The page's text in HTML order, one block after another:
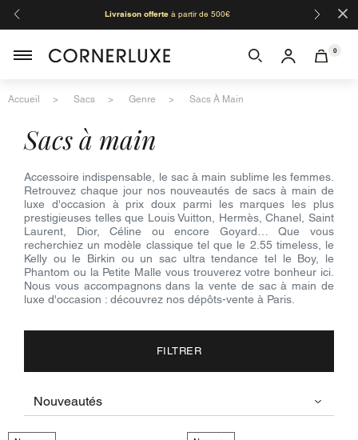
Livraison offerteà partir de 500€ ×
0
Accueil Sacs Genre Sacs À Main
sacs à main
Accessoire indispensable, le sac à main sublime les femmes.
Retrouvez chaque jour nos nouveautés de sacs à main de
luxe d'occasion à prix doux parmi les marques les plus
prestigieuses telles que Louis Vuitton, Hermès, Chanel, Saint
Laurent, Dior, Céline ou encore Goyard… Que vous
recherchiez un modèle classique tel que le 2.55 timeless, le
Kelly ou le Birkin ou un sac ultra tendance tel le Boy, le
Phantom ou la Petite Malle vous trouverez votre bonheur ici.
Nous vous accompagnons dans la vente de sac à main de
luxe d'occasion : découvrez nos dépôts-vente à Paris.
FILTRER